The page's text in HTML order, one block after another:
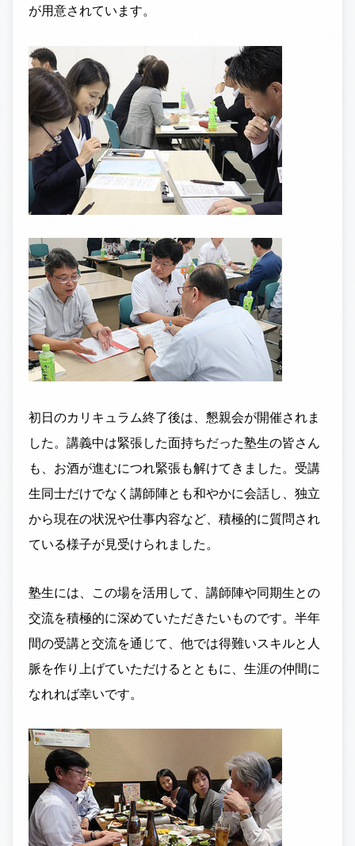
が用意されています。
初日のカリキュラム終了後は、懇親会が開催されま
した。講義中は緊張した面持ちだった塾生の皆さん
も、お酒が進むにつれ緊張も解けてきました。受講
生同士だけでなく講師陣とも和やかに会話し、独立
から現在の状況や仕事内容など、積極的に質問され
ている様子が見受けられました。
塾生には、この場を活用して、講師陣や同期生との
交流を積極的に深めていただきたいものです。半年
間の受講と交流を通じて、他では得難いスキルと人
脈を作り上げていただけるとともに、生涯の仲間に
なれれば幸いです。